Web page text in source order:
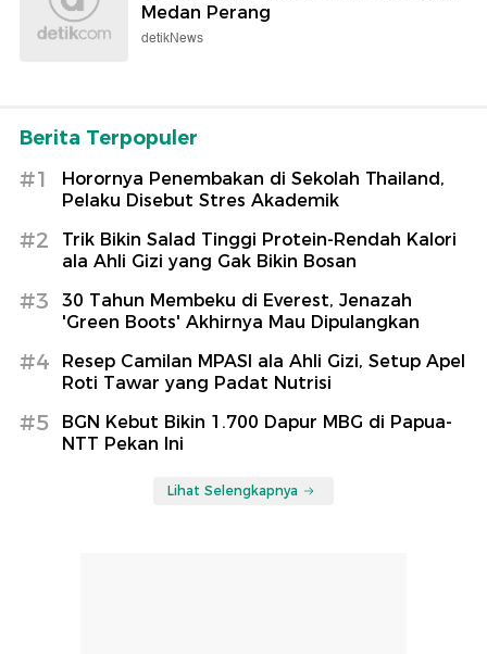
Medan Perang
detikNews
Berita Terpopuler
#1
Horornya Penembakan di Sekolah Thailand,
Pelaku Disebut Stres Akademik
#2
Trik Bikin Salad Tinggi Protein-Rendah Kalori
ala Ahli Gizi yang Gak Bikin Bosan
#3
30 Tahun Membeku di Everest, Jenazah
'Green Boots' Akhirnya Mau Dipulangkan
#4
Resep Camilan MPASI ala Ahli Gizi, Setup Apel
Roti Tawar yang Padat Nutrisi
#5
BGN Kebut Bikin 1.700 Dapur MBG di Papua-
NTT Pekan Ini
Lihat Selengkapnya